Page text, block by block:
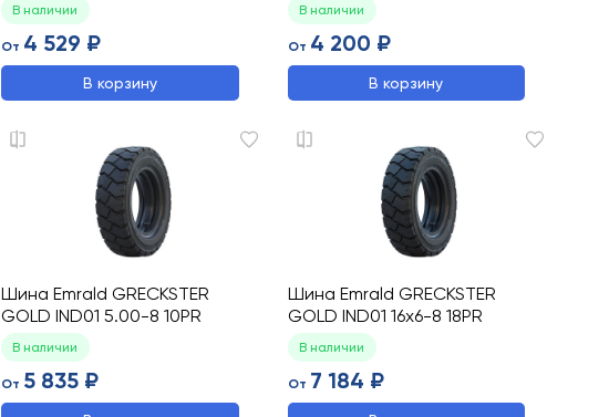
В наличии
От 4 529 ₽
В корзину
В наличии
От 4 200 ₽
В корзину
Шина Emrald GRECKSTER
GOLD IND01 5.00-8 10PR
В наличии
От 5 835 ₽
Шина Emrald GRECKSTER
GOLD IND01 16x6-8 18PR
В наличии
От 7 184 ₽